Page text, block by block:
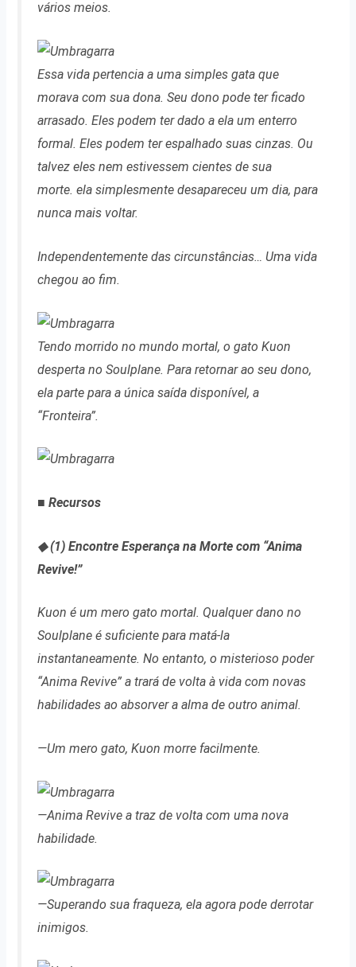
vários meios.
Essa vida pertencia a uma simples gata que
morava com sua dona. Seu dono pode ter ficado
arrasado. Eles podem ter dado a ela um enterro
formal. Eles podem ter espalhado suas cinzas. Ou
talvez eles nem estivessem cientes de sua
morte. ela simplesmente desapareceu um dia, para
nunca mais voltar.
Independentemente das circunstâncias… Uma vida
chegou ao fim.
Tendo morrido no mundo mortal, o gato Kuon
desperta no Soulplane. Para retornar ao seu dono,
ela parte para a única saída disponível, a
“Fronteira”.
■ Recursos
◆ (1) Encontre Esperança na Morte com “Anima
Revive!”
Kuon é um mero gato mortal. Qualquer dano no
Soulplane é suficiente para matá-la
instantaneamente. No entanto, o misterioso poder
“Anima Revive” a trará de volta à vida com novas
habilidades ao absorver a alma de outro animal.
—Um mero gato, Kuon morre facilmente.
—Anima Revive a traz de volta com uma nova
habilidade.
—Superando sua fraqueza, ela agora pode derrotar
inimigos.